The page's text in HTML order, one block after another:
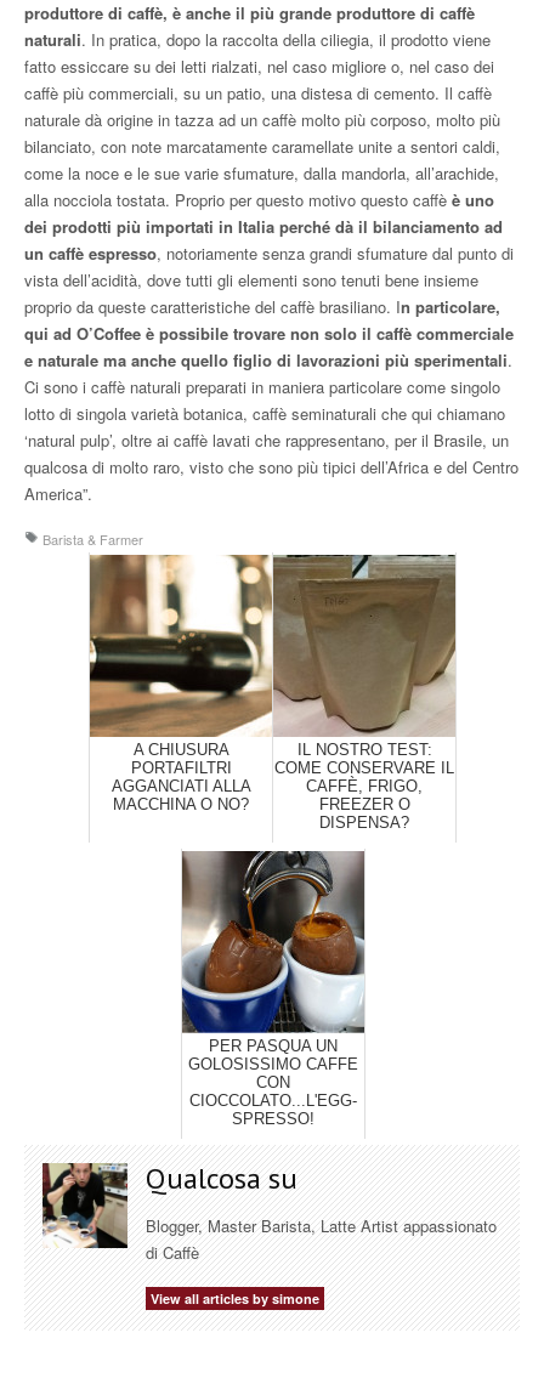
produttore di caffè, è anche il più grande produttore di caffè
naturali. In pratica, dopo la raccolta della ciliegia, il prodotto viene
fatto essiccare su dei letti rialzati, nel caso migliore o, nel caso dei
caffè più commerciali, su un patio, una distesa di cemento. Il caffè
naturale dà origine in tazza ad un caffè molto più corposo, molto più
bilanciato, con note marcatamente caramellate unite a sentori caldi,
come la noce e le sue varie sfumature, dalla mandorla, all’arachide,
alla nocciola tostata. Proprio per questo motivo questo caffè è uno
dei prodotti più importati in Italia perché dà il bilanciamento ad
un caffè espresso, notoriamente senza grandi sfumature dal punto di
vista dell’acidità, dove tutti gli elementi sono tenuti bene insieme
proprio da queste caratteristiche del caffè brasiliano. In particolare,
qui ad O’Coffee è possibile trovare non solo il caffè commerciale
e naturale ma anche quello figlio di lavorazioni più sperimentali.
Ci sono i caffè naturali preparati in maniera particolare come singolo
lotto di singola varietà botanica, caffè seminaturali che qui chiamano
‘natural pulp’, oltre ai caffè lavati che rappresentano, per il Brasile, un
qualcosa di molto raro, visto che sono più tipici dell’Africa e del Centro
America”.
Barista & Farmer
A CHIUSURA
PORTAFILTRI
AGGANCIATI ALLA
MACCHINA O NO?
IL NOSTRO TEST:
COME CONSERVARE IL
CAFFÈ, FRIGO,
FREEZER O
DISPENSA?
PER PASQUA UN
GOLOSISSIMO CAFFE
CON
CIOCCOLATO...L'EGG-
SPRESSO!
Qualcosa su
Blogger, Master Barista, Latte Artist appassionato
di Caffè
View all articles by simone